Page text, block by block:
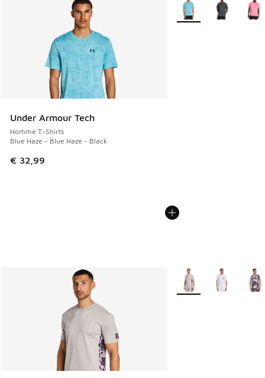
Under Armour Tech
Homme T-Shirts
Blue Haze - Blue Haze - Black
€ 32,99
Plus de couleurs
Plus de couleurs